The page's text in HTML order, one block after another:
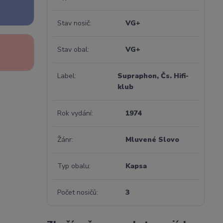
Stav nosič VG+
Stav obal VG+
Label
Supraphon, Čs. Hifi-
klub
Rok vydání 1974
Žánr Mluvené Slovo
Typ obalu Kapsa
Počet nosičů 3